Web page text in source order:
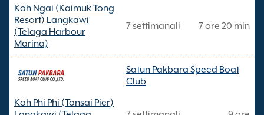
Koh Ngai (Kaimuk Tong
Resort) Langkawi
(Telaga Harbour
Marina)
7 settimanali 7 ore 20 min
Satun Pakbara Speed Boat
Club
Koh Phi Phi (Tonsai Pier)